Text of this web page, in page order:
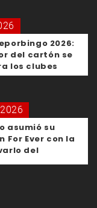
2026:
del cartón se
los clubes
asumió su
For Ever con la
del